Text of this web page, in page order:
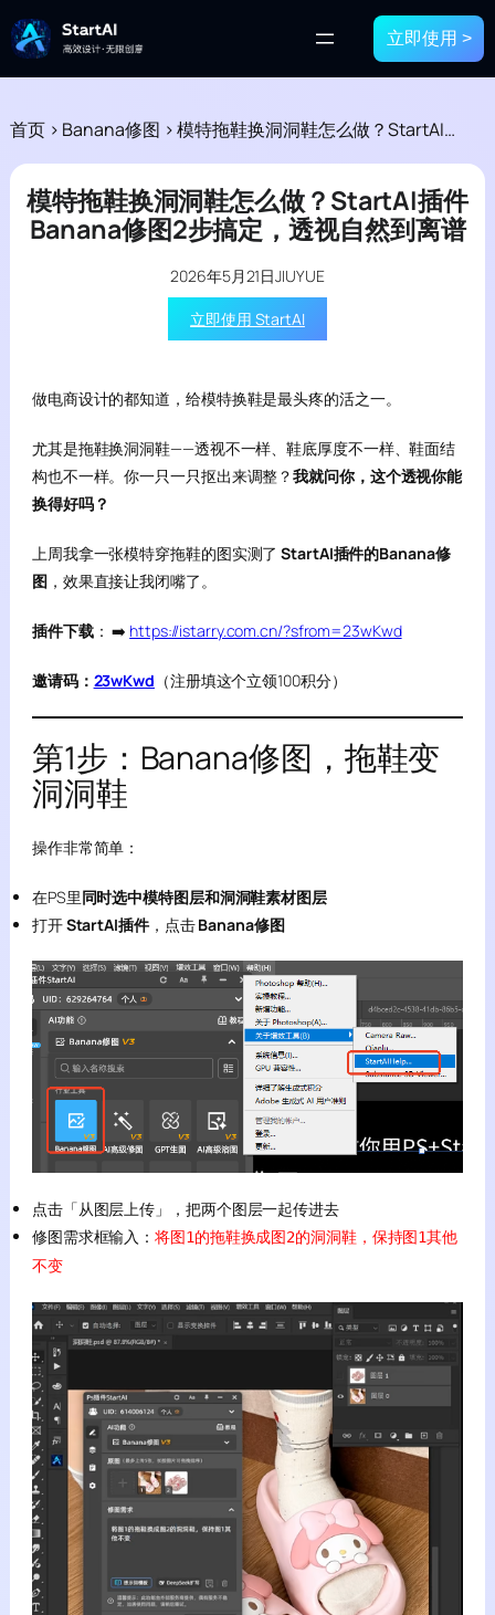
立即使用 >
首页 > Banana修图 > 模特拖鞋换洞洞鞋怎么做？StartAI插件Banana修图2步搞定，透视自然到离谱
模特拖鞋换洞洞鞋怎么做？StartAI插件
Banana修图2步搞定，透视自然到离谱
2026年5月21日JIUYUE
立即使用 StartAI
做电商设计的都知道，给模特换鞋是最头疼的活之一。
尤其是拖鞋换洞洞鞋——透视不一样、鞋底厚度不一样、鞋面结
构也不一样。你一只一只抠出来调整？我就问你，这个透视你能
换得好吗？
上周我拿一张模特穿拖鞋的图实测了StartAI插件的Banana修
图，效果直接让我闭嘴了。
插件下载： ➡️ https://istarry.com.cn/?sfrom=23wKwd
邀请码： 23wKwd （注册填这个立领100积分）
第1步：Banana修图，拖鞋变
洞洞鞋
操作非常简单：
在PS里同时选中模特图层和洞洞鞋素材图层
打开StartAI插件，点击Banana修图
点击「从图层上传」，把两个图层一起传进去
修图需求框输入：将图1的拖鞋换成图2的洞洞鞋，保持图1其他
不变